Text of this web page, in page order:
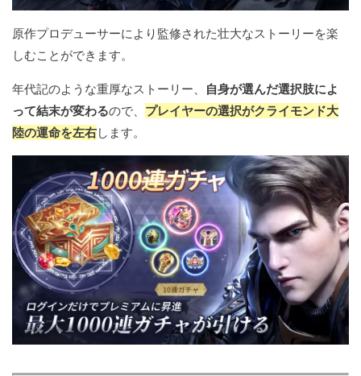
原作プロデューサーにより監修された壮大なストーリーを楽
しむことができます。
年代記のような重厚なストーリー、
自身が選んだ選択肢によ
って結末が変わるので、 プレイヤーの選択がクライモンド大
陸の運命を左右します。